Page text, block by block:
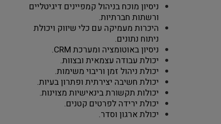
ניסיון מוכח בניהול קמפיינים דיגיטליים
ורשתות חברתיות.
היכרות מעמיקה עם כלי שיווק ויכולת
ניתוח נתונים.
ניסיון באוטומציה ומערכת CRM
.
יכולת עבודה עצמאית ובצוות.
יכולת ניהול זמן וריבוי משימות.
יכולת חשיבה יצירתית ופתרון בעיות.
יכולות תקשורת בינאישיות מצוינות.
יכולת ירידה לפרטים קטנים.
יכולת ארגון וסדר.